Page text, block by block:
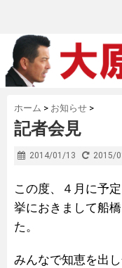
ホーム > お知らせ >
記者会見
2014/01/13 2015/
この度、４月に予
挙におきまして船
た。
みんなで知恵を出